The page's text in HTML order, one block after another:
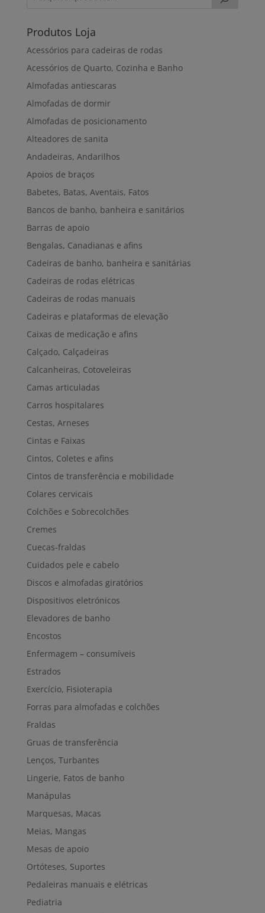
Produtos Loja
Acessórios para cadeiras de rodas
Acessórios de Quarto, Cozinha e Banho
Almofadas antiescaras
Almofadas de dormir
Almofadas de posicionamento
Alteadores de sanita
Andadeiras, Andarilhos
Apoios de braços
Babetes, Batas, Aventais, Fatos
Bancos de banho, banheira e sanitários
Barras de apoio
Bengalas, Canadianas e afins
Cadeiras de banho, banheira e sanitárias
Cadeiras de rodas elétricas
Cadeiras de rodas manuais
Cadeiras e plataformas de elevação
Caixas de medicação e afins
Calçado, Calçadeiras
Calcanheiras, Cotoveleiras
Camas articuladas
Carros hospitalares
Cestas, Arneses
Cintas e Faixas
Cintos, Coletes e afins
Cintos de transferência e mobilidade
Colares cervicais
Colchões e Sobrecolchões
Cremes
Cuecas-fraldas
Cuidados pele e cabelo
Discos e almofadas giratórios
Dispositivos eletrónicos
Elevadores de banho
Encostos
Enfermagem – consumíveis
Estrados
Exercício, Fisioterapia
Forras para almofadas e colchões
Fraldas
Gruas de transferência
Lenços, Turbantes
Lingerie, Fatos de banho
Manápulas
Marquesas, Macas
Meias, Mangas
Mesas de apoio
Ortóteses, Suportes
Pedaleiras manuais e elétricas
Pediatria